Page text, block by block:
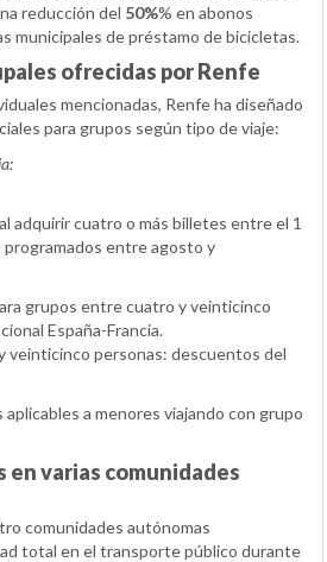
reducción del 50%% en abonos
municipales de préstamo de bicicletas.
ofrecidas por Renfe
mencionadas, Renfe ha diseñado
para grupos según tipo de viaje:
adquirir cuatro o más billetes entre el 1
programados entre agosto y
grupos entre cuatro y veinticinco
España-Francia.
veinticinco personas: descuentos del
a menores viajando con grupo
varias comunidades
comunidades autónomas
total en el transporte público durante